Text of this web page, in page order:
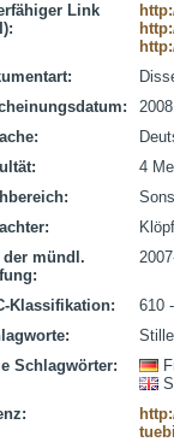
Link
2008
4
der mündl.
Klassifikation:
610
Schlagwörter: